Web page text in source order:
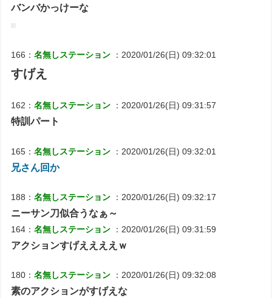
バンバかっけーな
166：名無しステーション ：2020/01/26(日) 09:32:01
すげえ
162：名無しステーション ：2020/01/26(日) 09:31:57
特訓パート
165：名無しステーション ：2020/01/26(日) 09:32:01
兄さん回か
188：名無しステーション ：2020/01/26(日) 09:32:17
ニーサン刀似合うなぁ～
164：名無しステーション ：2020/01/26(日) 09:31:59
アクションすげええええｗ
180：名無しステーション ：2020/01/26(日) 09:32:08
素のアクションがすげえな